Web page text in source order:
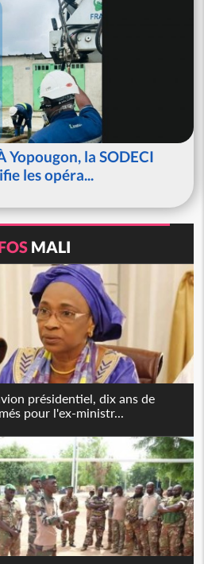
Yopougon, la SODECI
les opéra...
MALI
présidentiel, dix ans de
pour l'ex-ministr...